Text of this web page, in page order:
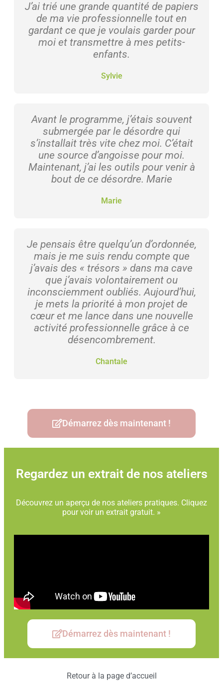
J’ai trié une grande quantité de papiers
de ma vie professionnelle tout en
gardant ce que je voulais garder pour
moi et transmettre à mes petits-
enfants.
Sylvie
Avant le programme, j’étais souvent
submergée par le désordre qui
s’installait très vite chez moi. C’était
une source d’angoisse pour moi.
Maintenant, j’ai les outils pour venir à
bout de ce désordre. Marie
Marie
Je pensais être quelqu’un d’ordonnée,
mais je me suis rendu compte que
j’avais des « trésors » dans ma cave
que j’avais volontairement ou
inconsciemment oubliés. Aujourd’hui,
je mets la priorité à mon projet de
cœur et me lance dans une nouvelle
activité professionnelle grâce à ce
désencombrement.
Chantale
Démarrez dès maintenant !
Regardez un extrait de nos ateliers
Découvrez un aperçu de nos ateliers pratiques. Cliquez
pour voir un extrait gratuit. »
Démarrez dès maintenant !
Retour à la page d’accueil